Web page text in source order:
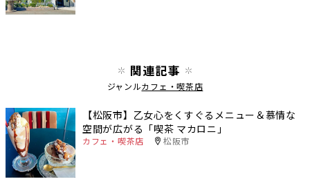
関連記事
ジャンルカフェ・喫茶店
【松阪市】乙女心をくすぐるメニュー＆慕情な
空間が広がる「喫茶 マカロニ」
カフェ・喫茶店 松阪市